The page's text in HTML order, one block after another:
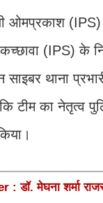
ओमप्रकाश (IPS)
(IPS) के
साइबर थाना
टीम का नेतृत्व
: डॉ. मेघना शर्मा